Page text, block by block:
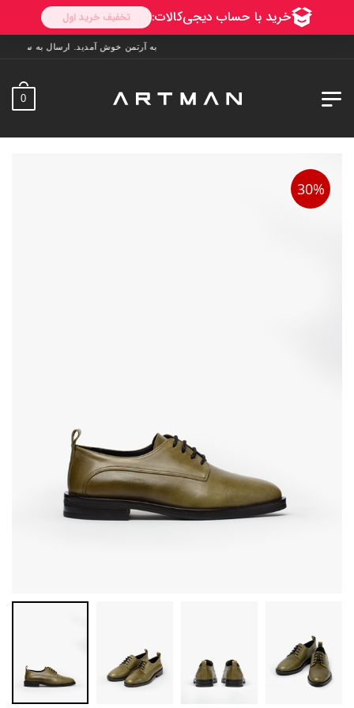
به آرتمن خوش آمدید. ارسال به سراسر ایران. 7 روز فرصت تست در منزل. 1 سال خدمات پس از
0
30%